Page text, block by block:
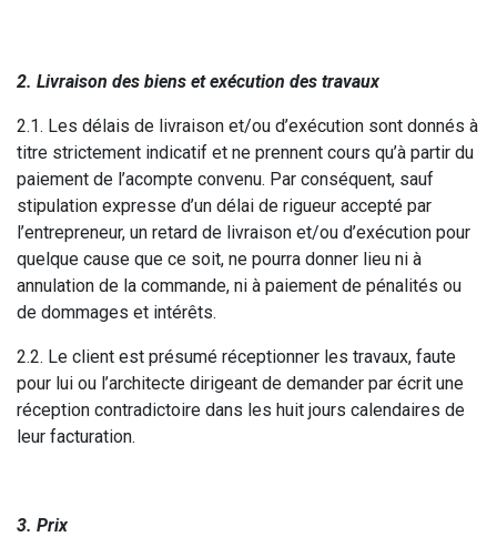
2. Livraison des biens et exécution des travaux
2.1. Les délais de livraison et/ou d’exécution sont donnés à
titre strictement indicatif et ne prennent cours qu’à partir du
paiement de l’acompte convenu. Par conséquent, sauf
stipulation expresse d’un délai de rigueur accepté par
l’entrepreneur, un retard de livraison et/ou d’exécution pour
quelque cause que ce soit, ne pourra donner lieu ni à
annulation de la commande, ni à paiement de pénalités ou
de dommages et intérêts.
2.2. Le client est présumé réceptionner les travaux, faute
pour lui ou l’architecte dirigeant de demander par écrit une
réception contradictoire dans les huit jours calendaires de
leur facturation.
3. Prix